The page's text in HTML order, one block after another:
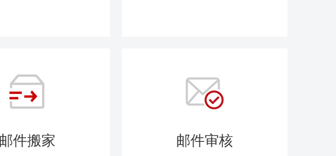
邮件搬家 邮件审核